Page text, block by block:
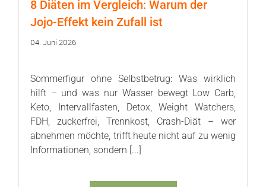
8 Diäten im Vergleich: Warum der
Jojo-Effekt kein Zufall ist
04. Juni 2026
Sommerfigur ohne Selbstbetrug: Was wirklich
hilft – und was nur Wasser bewegt Low Carb,
Keto, Intervallfasten, Detox, Weight Watchers,
FDH, zuckerfrei, Trennkost, Crash-Diät – wer
abnehmen möchte, trifft heute nicht auf zu wenig
Informationen, sondern [...]